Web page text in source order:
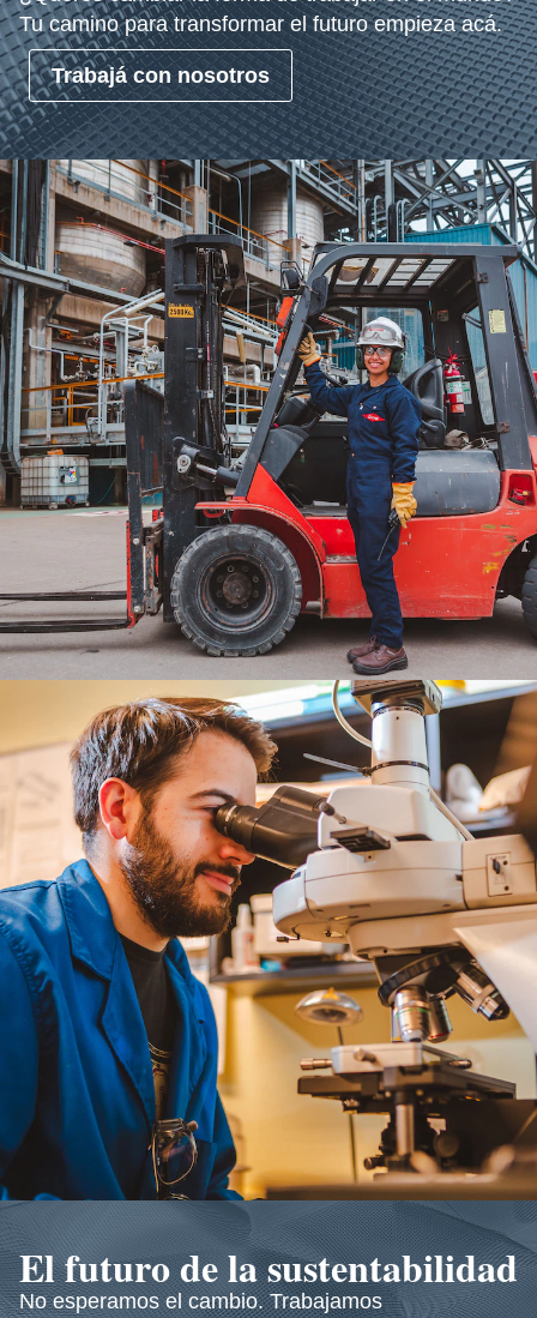
Tu camino para transformar el futuro empieza acá.
Trabajá con nosotros
se abre en una pestaña nueva
El futuro de la sustentabilidad
No esperamos el cambio. Trabajamos